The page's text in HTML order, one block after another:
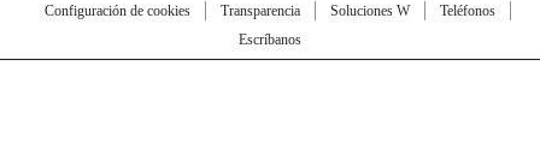
Configuración de cookies
Transparencia Soluciones W
Teléfonos
Escríbanos